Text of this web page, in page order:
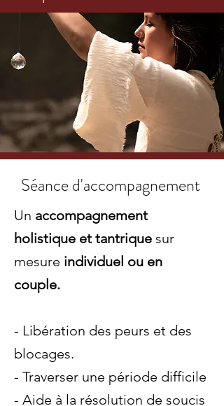
Séance d'accompagnement
Un accompagnement
holistique et tantrique sur
mesure individuel ou en
couple.
- Libération des peurs et des
blocages.
- Traverser une période difficile
- Aide à la résolution de soucis